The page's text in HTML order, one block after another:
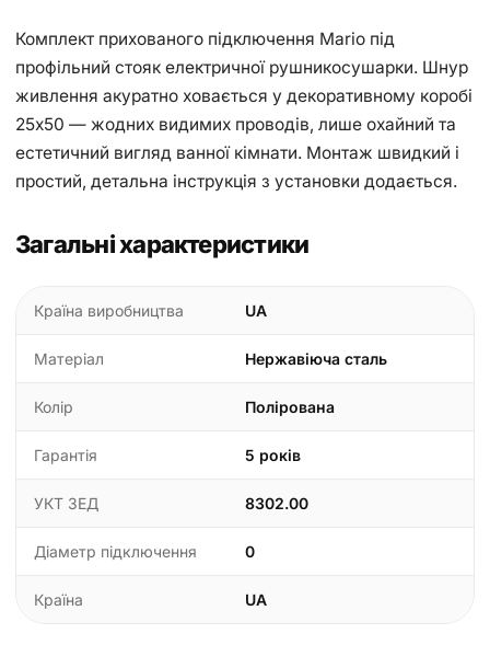
Комплект прихованого підключення Mario під
профільний стояк електричної рушникосушарки. Шнур
живлення акуратно ховається у декоративному коробі
25x50 — жодних видимих проводів, лише охайний та
естетичний вигляд ванної кімнати. Монтаж швидкий і
простий, детальна інструкція з установки додається.
Загальні характеристики
Країна виробництва UA
Матеріал Нержавіюча сталь
Колір Полірована
Гарантія 5 років
УКТ ЗЕД 8302.00
Діаметр підключення 0
Країна UA